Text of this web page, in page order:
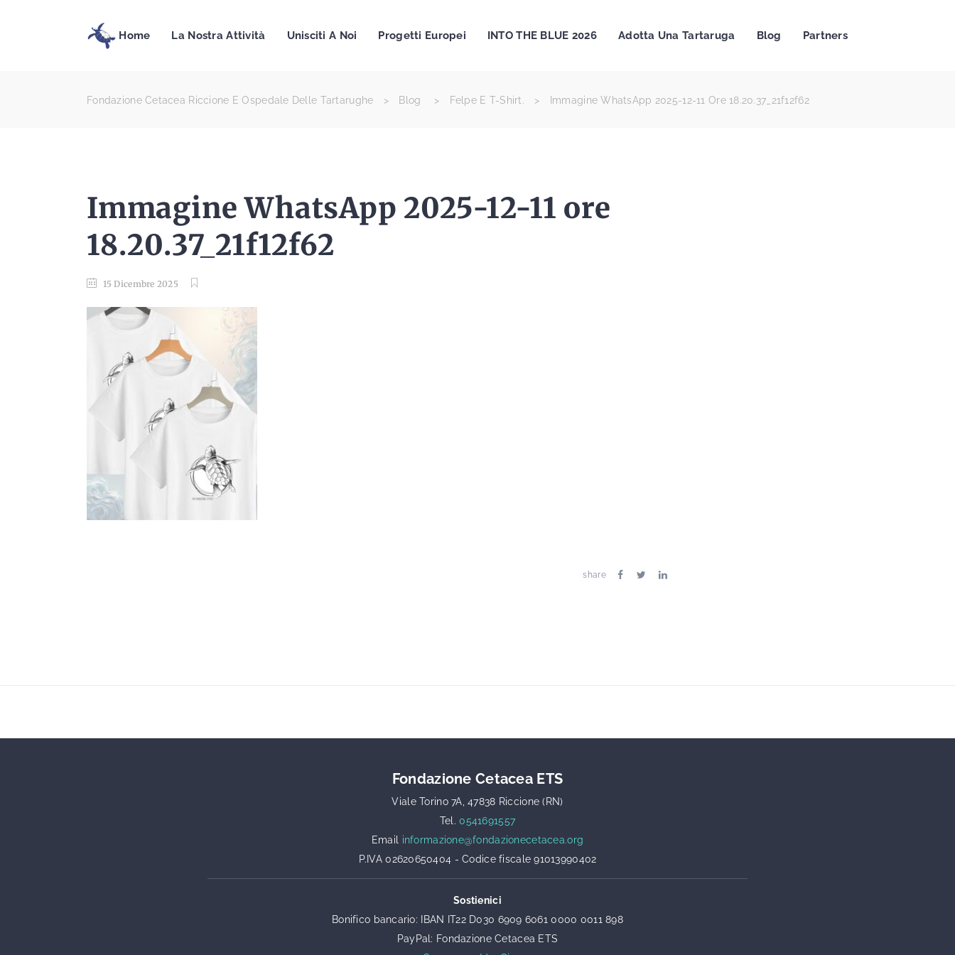
Home La Nostra Attività Unisciti A Noi Progetti Europei INTO THE BLUE 2026 Adotta Una Tartaruga Blog Partners
Fondazione Cetacea Riccione E Ospedale Delle Tartarughe > Blog > Felpe E T-Shirt. > Immagine WhatsApp 2025-12-11 Ore 18.20.37_21f12f62
Immagine WhatsApp 2025-12-11 ore
18.20.37_21f12f62
15 Dicembre 2025
share
Fondazione Cetacea ETS
Viale Torino 7A, 47838 Riccione (RN)
Tel.0541691557
Email informazione@fondazionecetacea.org
P.IVA 02620650404 - Codice fiscale 91013990402
Sostienici
Bonifico bancario: IBAN IT22 D030 6909 6061 0000 0011 898
PayPal: Fondazione Cetacea ETS